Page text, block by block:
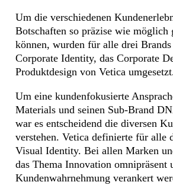
Um die verschiedenen
Botschaften so präzise wie möglich
können, wurden für alle drei
Corporate Identity, das Corporate
Produktdesign von Vetica
Um eine kundenfokusierte
Materials und seinen Sub-Brand
war es entscheidend die diversen
verstehen. Vetica definierte für alle
Visual Identity. Bei allen Marken
das Thema Innovation omnipräsent
Kundenwahrnehmung verankert